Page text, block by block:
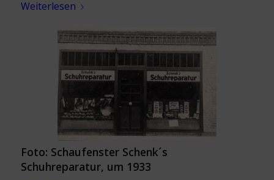
Weiterlesen
Foto: Schaufenster Schenk´s
Schuhreparatur, um 1933